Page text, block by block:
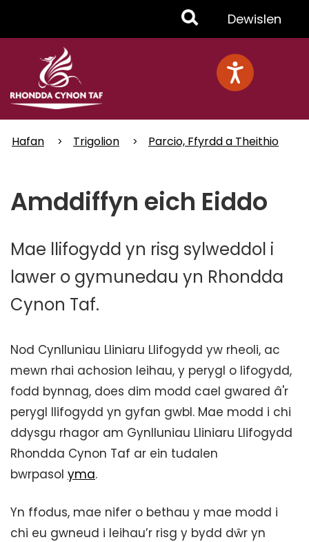
Toggle
Menu
Dewislen
Hafan Trigolion Parcio, Ffyrdd a Theithio
Amddiffyn eich Eiddo
Mae llifogydd yn risg sylweddol i
lawer o gymunedau yn Rhondda
Cynon Taf.
Nod Cynlluniau Lliniaru Llifogydd yw rheoli, ac
mewn rhai achosion leihau, y perygl o lifogydd,
fodd bynnag, does dim modd cael gwared â'r
perygl llifogydd yn gyfan gwbl. Mae modd i chi
ddysgu rhagor am Gynlluniau Lliniaru Llifogydd
Rhondda Cynon Taf ar ein tudalen
bwrpasol yma.
Yn ffodus, mae nifer o bethau y mae modd i
chi eu gwneud i leihau’r risg y bydd dŵr yn